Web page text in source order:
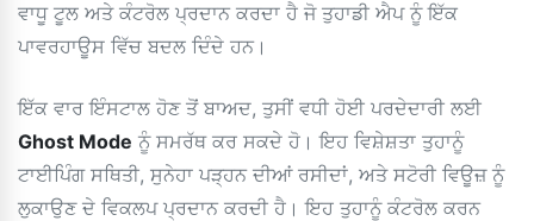
ਵਾਧੂ ਟੂਲ ਅਤੇ ਕੰਟਰੋਲ ਪ੍ਰਦਾਨ ਕਰਦਾ ਹੈ ਜੋ ਤੁਹਾਡੀ ਐਪ ਨੂੰ ਇੱਕ
ਪਾਵਰਹਾਊਸ ਵਿੱਚ ਬਦਲ ਦਿੰਦੇ ਹਨ।
ਇੱਕ ਵਾਰ ਇੰਸਟਾਲ ਹੋਣ ਤੋਂ ਬਾਅਦ, ਤੁਸੀਂ ਵਧੀ ਹੋਈ ਪਰਦੇਦਾਰੀ ਲਈ
Ghost Mode ਨੂੰ ਸਮਰੱਥ ਕਰ ਸਕਦੇ ਹੋ। ਇਹ ਵਿਸ਼ੇਸ਼ਤਾ ਤੁਹਾਨੂੰ
ਟਾਈਪਿੰਗ ਸਥਿਤੀ, ਸੁਨੇਹਾ ਪੜ੍ਹਨ ਦੀਆਂ ਰਸੀਦਾਂ, ਅਤੇ ਸਟੋਰੀ ਵਿਊਜ਼ ਨੂੰ
ਲੁਕਾਉਣ ਦੇ ਵਿਕਲਪ ਪ੍ਰਦਾਨ ਕਰਦੀ ਹੈ। ਇਹ ਤੁਹਾਨੂੰ ਕੰਟਰੋਲ ਕਰਨ